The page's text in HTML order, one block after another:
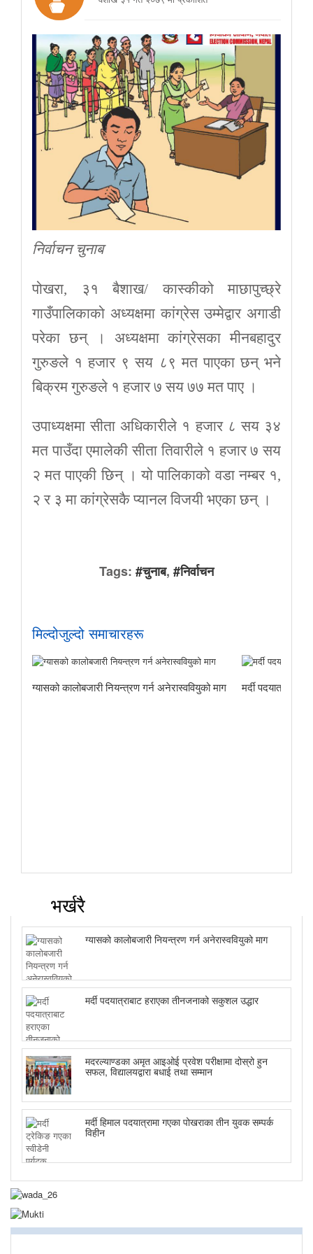
निर्वाचन चुनाब
पोखरा, ३१ बैशाख/ कास्कीको माछापुच्छ्रे
गाउँपालिकाको अध्यक्षमा कांग्रेस उम्मेद्वार अगाडी
परेका छन् । अध्यक्षमा कांग्रेसका मीनबहादुर
गुरुङले १ हजार ९ सय ८९ मत पाएका छन् भने
बिक्रम गुरुङले १ हजार ७ सय ७७ मत पाए ।
उपाध्यक्षमा सीता अधिकारीले १ हजार ८ सय ३४
मत पाउँदा एमालेकी सीता तिवारीले १ हजार ७ सय
२ मत पाएकी छिन् । यो पालिकाको वडा नम्बर १,
२ र ३ मा कांग्रेसकै प्यानल विजयी भएका छन् ।
Tags: #चुनाब, #निर्वाचन
मिल्दोजुल्दो समाचारहरू
ग्यासको कालोबजारी नियन्त्रण गर्न अनेरास्ववियुको माग मर्दी
भर्खरै
ग्यासको कालोबजारी नियन्त्रण गर्न अनेरास्ववियुको माग
मर्दी पदयात्राबाट हराएका तीनजनाको सकुशल उद्धार
मदरल्याण्डका अमृत आइओई प्रवेश परीक्षामा दोस्रो हुन
सफल, विद्यालयद्वारा बधाई तथा सम्मान
मर्दी हिमाल पदयात्रामा गएका पोखराका तीन युवक सम्पर्क
विहीन